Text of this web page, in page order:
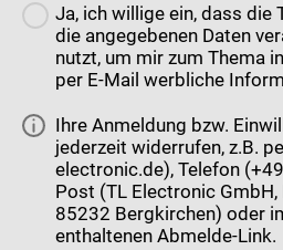
Ja, ich willige ein, dass die
die angegebenen Daten
nutzt, um mir zum Thema
per E-Mail werbliche
Ihre Anmeldung bzw.
jederzeit widerrufen, z.B.
electronic.de), Telefon
Post (TL Electronic GmbH,
85232 Bergkirchen) oder
enthaltenen Abmelde-Link.